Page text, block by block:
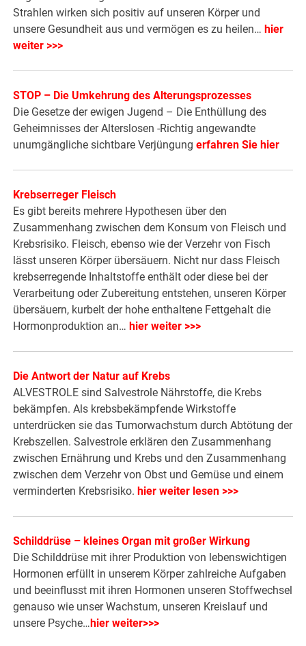
Strahlen wirken sich positiv auf unseren Körper und
unsere Gesundheit aus und vermögen es zu heilen… hier
weiter >>>
STOP – Die Umkehrung des Alterungsprozesses
Die Gesetze der ewigen Jugend – Die Enthüllung des
Geheimnisses der Alterslosen -Richtig angewandte
unumgängliche sichtbare Verjüngungerfahren Sie hier
Krebserreger Fleisch
Es gibt bereits mehrere Hypothesen über den
Zusammenhang zwischen dem Konsum von Fleisch und
Krebsrisiko. Fleisch, ebenso wie der Verzehr von Fisch
lässt unseren Körper übersäuern. Nicht nur dass Fleisch
krebserregende Inhaltstoffe enthält oder diese bei der
Verarbeitung oder Zubereitung entstehen, unseren Körper
übersäuern, kurbelt der hohe enthaltene Fettgehalt die
Hormonproduktion an… hier weiter >>>
Die Antwort der Natur auf Krebs
ALVESTROLE sind Salvestrole Nährstoffe, die Krebs
bekämpfen. Als krebsbekämpfende Wirkstoffe
unterdrücken sie das Tumorwachstum durch Abtötung der
Krebszellen. Salvestrole erklären den Zusammenhang
zwischen Ernährung und Krebs und den Zusammenhang
zwischen dem Verzehr von Obst und Gemüse und einem
verminderten Krebsrisiko. hier weiter lesen >>>
Schilddrüse – kleines Organ mit großer Wirkung
Die Schilddrüse mit ihrer Produktion von lebenswichtigen
Hormonen erfüllt in unserem Körper zahlreiche Aufgaben
und beeinflusst mit ihren Hormonen unseren Stoffwechsel
genauso wie unser Wachstum, unseren Kreislauf und
unsere Psyche… hier weiter>>>